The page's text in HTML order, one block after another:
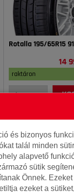
Rotalla 195/65R15
14
raktáron
és bizonyos
talál minden
alapvető
sütik
Önnek.
ezeket a